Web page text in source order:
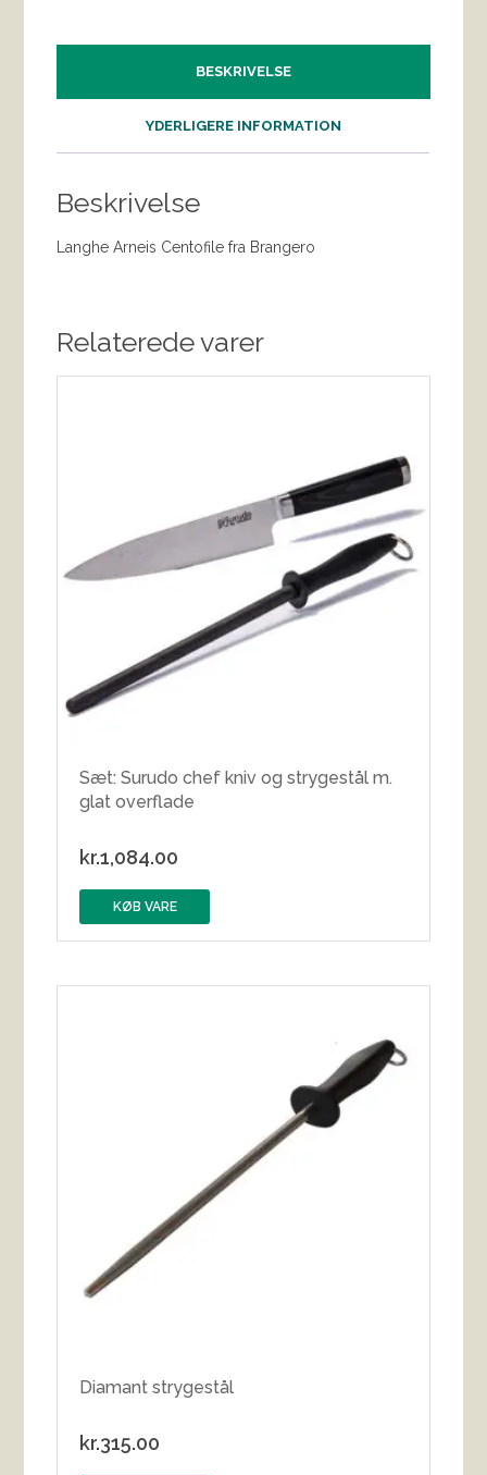
BESKRIVELSE
YDERLIGERE INFORMATION
Beskrivelse
Langhe Arneis Centofile fra Brangero
Relaterede varer
Sæt: Surudo chef kniv og strygestål m.
glat overflade
kr.1,084.00
KØB VARE
Diamant strygestål
kr.315.00